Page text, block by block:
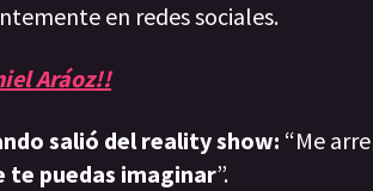
en redes sociales.
Aráoz!!
salió del reality show: “Me
te puedas imaginar”.